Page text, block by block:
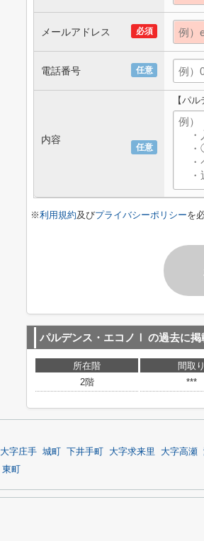
必須
メールアドレス
任意
電話番号
任意
内容
【パ
※利用規約及びプライバシーポリシーを
パルデンス・エコノⅠ の過去に
所在階 間取り
2階
***
大字庄手 城町 下井手町 大字求来里 大字高瀬
東町